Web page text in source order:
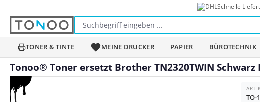
Schnelle
TONER & TINTE MEINE DRUCKER PAPIER BÜROTECHNIK
Tonoo® Toner ersetzt Brother TN2320TWIN Schwarz
Bildergalerie überspringen
TO-